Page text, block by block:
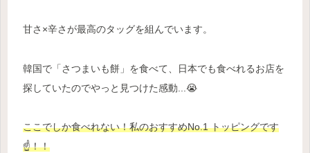
甘さ×辛さが最高のタッグを組んでいます。
韓国で「さつまいも餅」を食べて、日本でも食べれるお店を
探していたのでやっと 見つけた感動 😭
ここでしか食べれない！私のおすすめNo.1 トッピングです
☝️！！